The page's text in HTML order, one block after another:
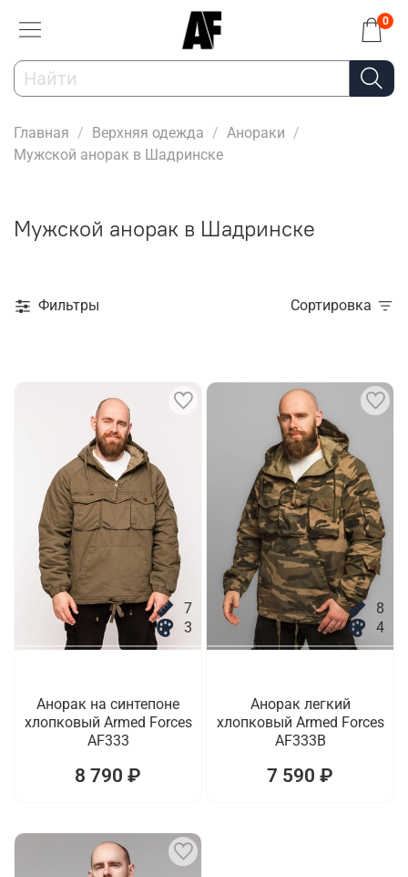
0
Главная Верхняя одежда
Анораки
Мужской анорак в Шадринске
Мужской анорак в Шадринске
Фильтры Сортировка
7
3
Анорак на синтепоне
хлопковый Armed Forces
AF333
8 790 ₽
8
4
Анорак легкий
хлопковый Armed Forces
AF333B
7 590 ₽